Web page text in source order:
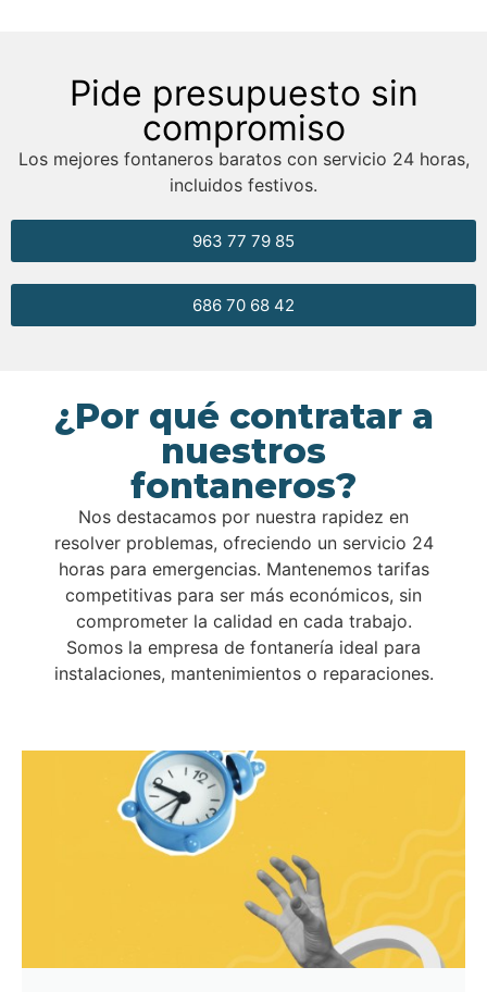
Pide presupuesto sin
compromiso
Los mejores fontaneros baratos con servicio 24 horas,
incluidos festivos.
686 70 68 42
963 77 79 85
¿Por qué contratar a
nuestros
fontaneros?
Nos destacamos por nuestra rapidez en
resolver problemas, ofreciendo un servicio 24
horas para emergencias. Mantenemos tarifas
competitivas para ser más económicos, sin
comprometer la calidad en cada trabajo.
Somos la empresa de fontanería ideal para
instalaciones, mantenimientos o reparaciones.